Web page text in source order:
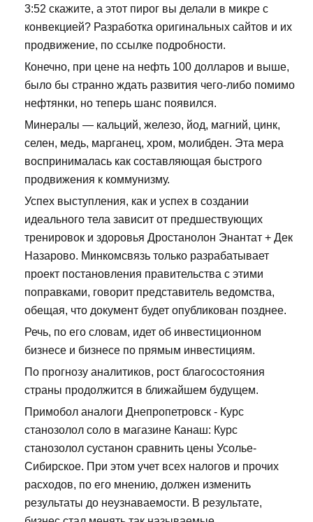
3:52 скажите, а этот пирог вы делали в микре с
конвекцией? Разработка оригинальных сайтов и их
продвижение, по ссылке подробности.
Конечно, при цене на нефть 100 долларов и выше,
было бы странно ждать развития чего-либо помимо
нефтянки, но теперь шанс появился.
Минералы — кальций, железо, йод, магний, цинк,
селен, медь, марганец, хром, молибден. Эта мера
воспринималась как составляющая быстрого
продвижения к коммунизму.
Успех выступления, как и успех в создании
идеального тела зависит от предшествующих
тренировок и здоровья Дростанолон Энантат + Дек
Назарово. Минкомсвязь только разрабатывает
проект постановления правительства с этими
поправками, говорит представитель ведомства,
обещая, что документ будет опубликован позднее.
Речь, по его словам, идет об инвестиционном
бизнесе и бизнесе по прямым инвестициям.
По прогнозу аналитиков, рост благосостояния
страны продолжится в ближайшем будущем.
Примобол аналоги Днепропетровск - Курс
станозолол соло в магазине Канаш: Курс
станозолол сустанон сравнить цены Усолье-
Сибирское. При этом учет всех налогов и прочих
расходов, по его мнению, должен изменить
результаты до неузнаваемости. В результате,